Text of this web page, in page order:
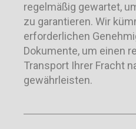
regelmäßig gewartet,
zu garantieren. Wir
erforderlichen
Dokumente, um einen
Transport Ihrer Fracht
gewährleisten.